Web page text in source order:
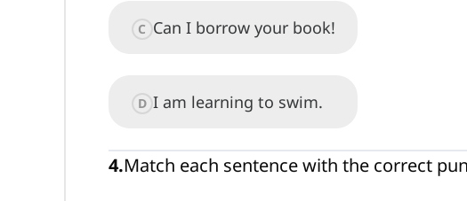
C Can I borrow your book!
D I am learning to swim.
4.Match each sentence with the correct